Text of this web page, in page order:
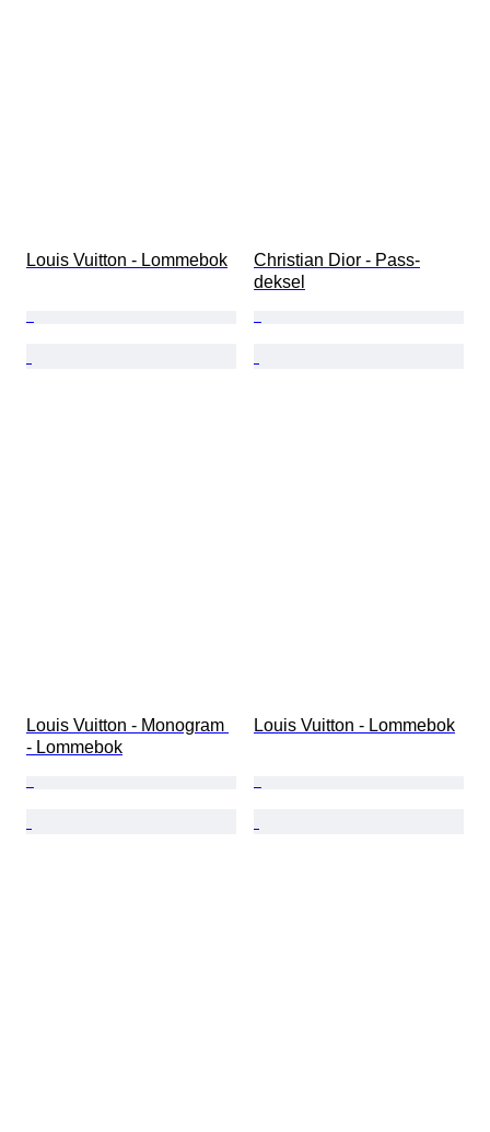
Louis Vuitton - Lommebok
Christian Dior - Pass-
deksel
Louis Vuitton - Monogram
- Lommebok
Louis Vuitton - Lommebok